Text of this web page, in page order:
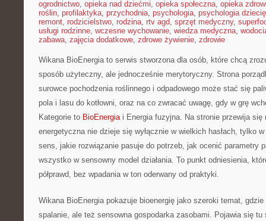
ogrodnictwo, opieka nad dziećmi, opieka społeczna, opieka
roślin, profilaktyka, przychodnia, psychologia, psychologia
remont, rodzicielstwo, rodzina, rtv agd, sprzęt medyczny,
usługi rodzinne, wczesne wychowanie, wiedza medyczna,
zabawa, zajęcia dodatkowe, zdrowe żywienie, zdrowie
Wikana BioEnergia to serwis stworzona dla osób, które chcą
sposób użyteczny, ale jednocześnie merytoryczny. Strona
surowce pochodzenia roślinnego i odpadowego może stać się
pola i lasu do kotłowni, oraz na co zwracać uwagę, gdy w grę
Kategorie to BioEnergiai Energia fuzyjna. Na stronie przewija się
energetyczna nie dzieje się wyłącznie w wielkich hasłach, tylko
sens, jakie rozwiązanie pasuje do potrzeb, jak ocenić parametry
wszystko w sensowny model działania. To punkt odniesienia,
półprawd, bez wpadania w ton oderwany od praktyki.
Wikana BioEnergia pokazuje bioenergię jako szeroki temat,
spalanie, ale też sensowna gospodarka zasobami. Pojawia się tu